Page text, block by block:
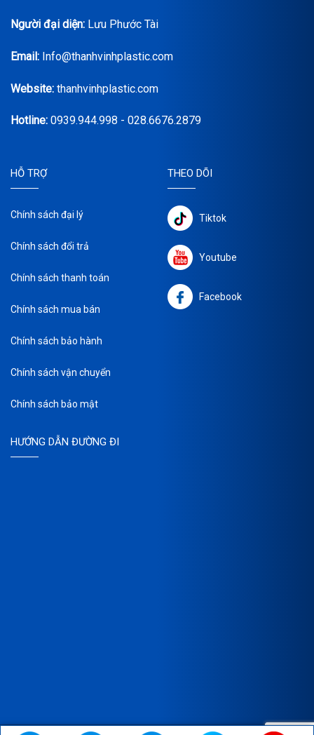
Người đại diện: Lưu Phước Tài
Email: Info@thanhvinhplastic.com
Website: thanhvinhplastic.com
Hotline: 0939.944.998 - 028.6676.2879
HỖ TRỢ
Chính sách đại lý
Chính sách đổi trả
Chính sách thanh toán
Chính sách mua bán
Chính sách bảo hành
Chính sách vận chuyển
Chính sách bảo mật
THEO DÕI
Tiktok
Youtube
Facebook
HƯỚNG DẪN ĐƯỜNG ĐI